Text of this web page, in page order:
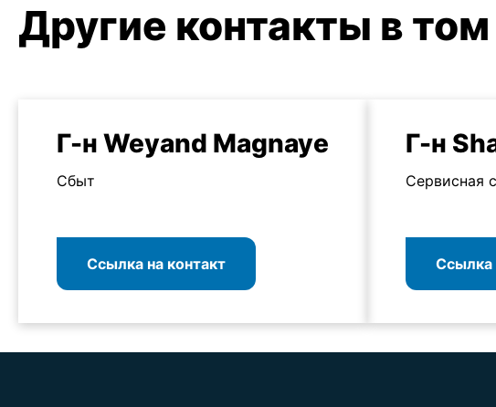
Другие контакты в
Г-н Weyand Magnaye
Сбыт
Ссылка на контакт
Г-н
Сервисная
Ссылка